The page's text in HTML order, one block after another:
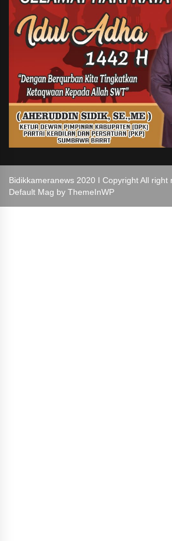
Bidikkameranews 2020 I Copyright All right
Default Mag by ThemeInWP